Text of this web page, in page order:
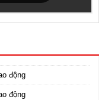
động
động